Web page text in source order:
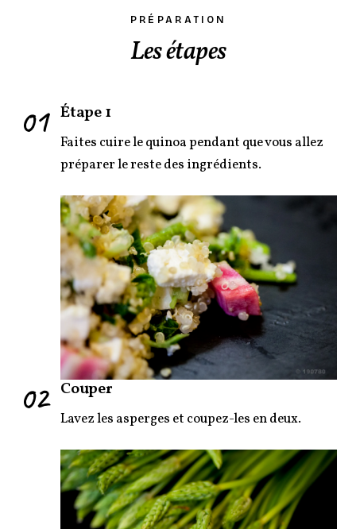
PRÉPARATION
Les étapes
01 Étape 1
Faites cuire le quinoa pendant que vous allez
préparer le reste des ingrédients.
02 Couper
Lavez les asperges et coupez-les en deux.